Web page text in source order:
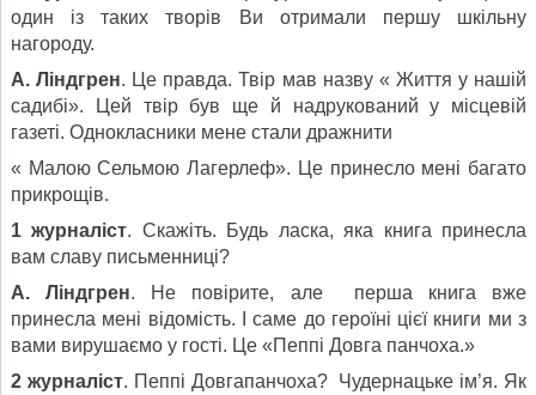
один із таких творів Ви отримали першу шкільну
нагороду.
А. Ліндгрен. Це правда. Твір мав назву « Життя у нашій
садибі». Цей твір був ще й надрукований у місцевій
газеті. Однокласники мене стали дражнити
« Малою Сельмою Лагерлеф». Це принесло мені багато
прикрощів.
1 журналіст. Скажіть. Будь ласка, яка книга принесла
вам славу письменниці?
А. Ліндгрен. Не повірите, але перша книга вже
принесла мені відомість. І саме до героїні цієї книги ми з
вами вирушаємо у гості. Це «Пеппі Довга панчоха.»
2 журналіст. Пеппі Довгапанчоха? Чудернацьке ім’я. Як